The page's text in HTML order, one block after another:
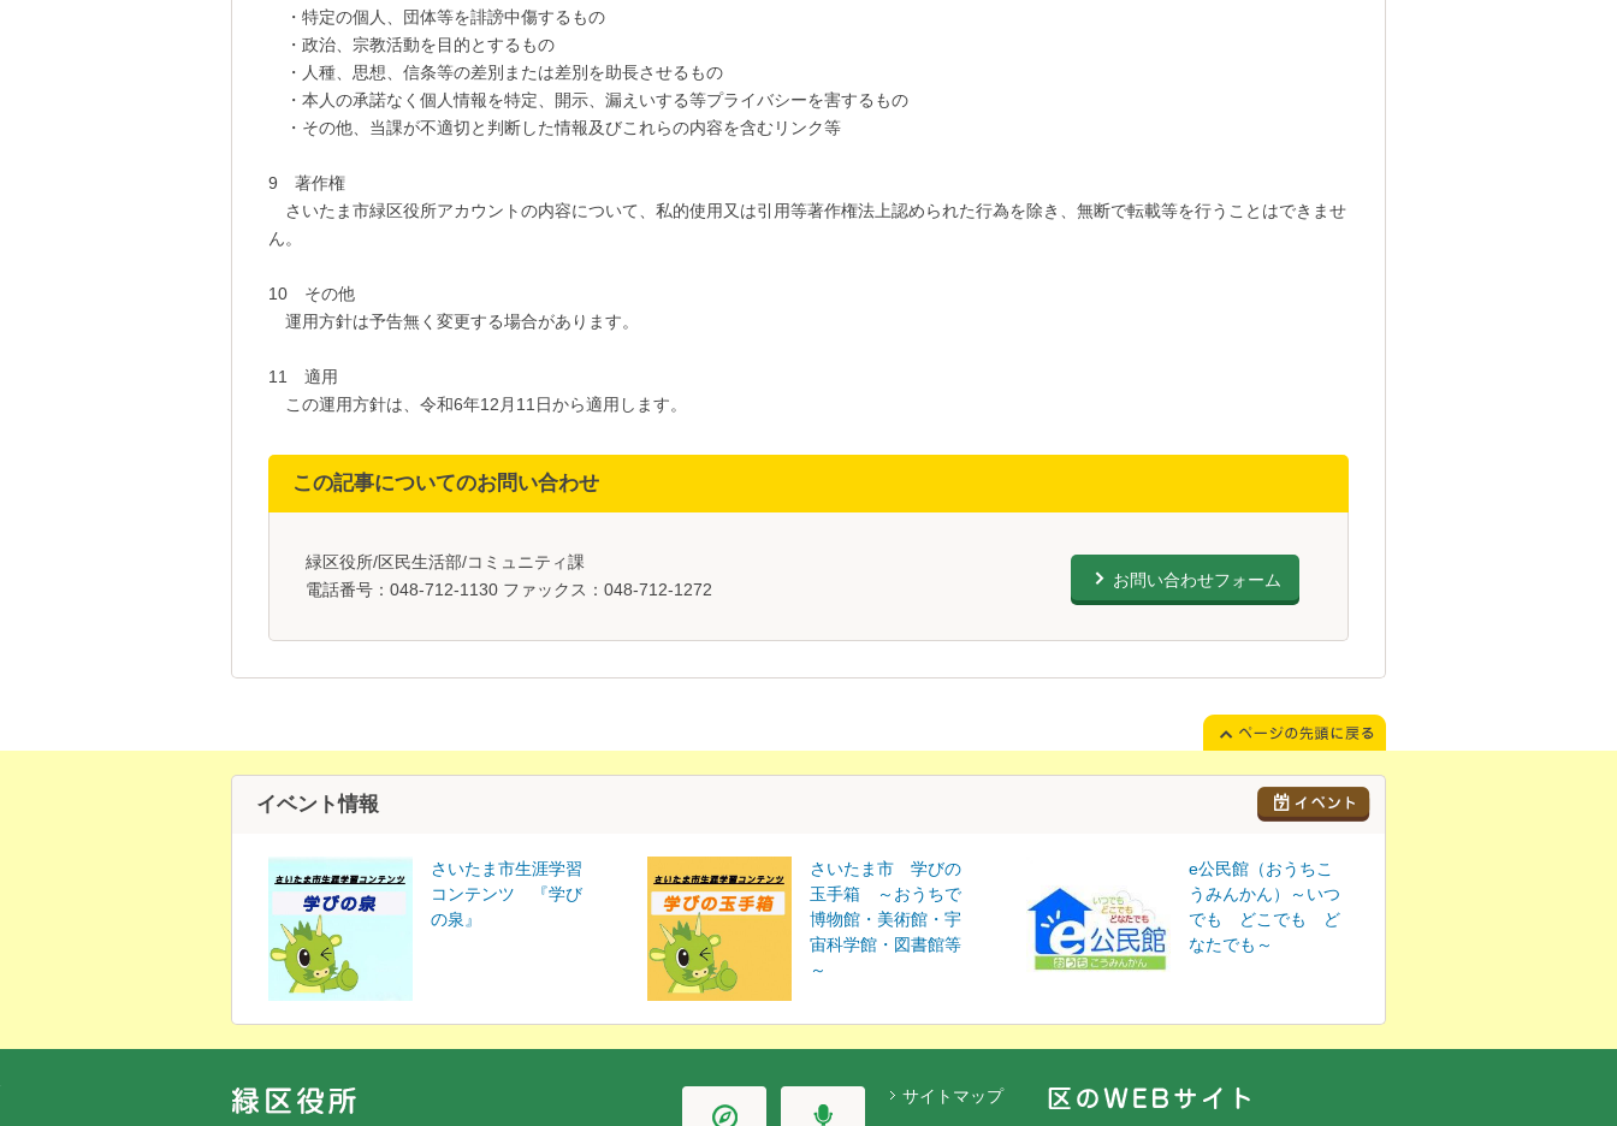
・特定の個人、団体等を誹謗中傷するもの
・政治、宗教活動を目的とするもの
・人種、思想、信条等の差別または差別を助長させるもの
・本人の承諾なく個人情報を特定、開示、漏えいする等プライバシーを害するもの
・その他、当課が不適切と判断した情報及びこれらの内容を含むリンク等
9 著作権
さいたま市緑区役所アカウントの内容について、私的使用又は引用等著作権法上認められた行為を除き、無断で転載等を行うことはできませ
ん。
10 その他
運用方針は予告無く変更する場合があります。
11 適用
この運用方針は、令和6年12月11日から適用します。
この記事についてのお問い合わせ
緑区役所/区民生活部/コミュニティ課
電話番号：048-712-1130 ファックス：048-712-1272
お問い合わせフォーム
イベント情報
さいたま市生涯学習
コンテンツ 『学び
の泉』
さいたま市 学びの
玉手箱 ～おうちで
博物館・美術館・宇
宙科学館・図書館等
～
e公民館（おうちこ
うみんかん）～いつ
でも どこでも ど
なたでも～
サイトマップ